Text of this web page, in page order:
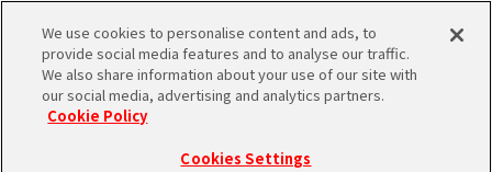
We use cookies to personalise content and ads, to
provide social media features and to analyse our traffic.
We also share information about your use of our site with
our social media, advertising and analytics partners.
Cookie Policy
Cookies Settings